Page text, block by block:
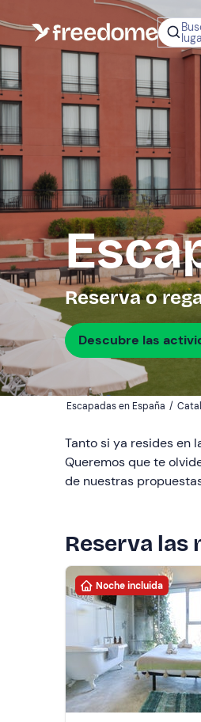
Reserva o
Descubre las
Escapadas en España /
Tanto si ya resides en
Queremos que te
de nuestras
Reserva las
Noche incluida